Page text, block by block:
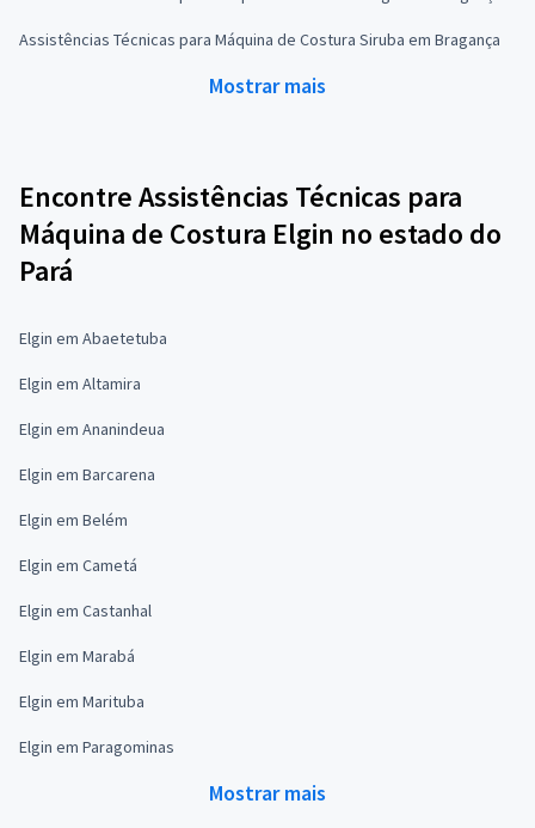
Assistências Técnicas para Máquina de Costura Siruba em Bragança
Mostrar mais
Encontre Assistências Técnicas para
Máquina de Costura Elgin no estado do
Pará
Elgin em Abaetetuba
Elgin em Altamira
Elgin em Ananindeua
Elgin em Barcarena
Elgin em Belém
Elgin em Cametá
Elgin em Castanhal
Elgin em Marabá
Elgin em Marituba
Elgin em Paragominas
Mostrar mais